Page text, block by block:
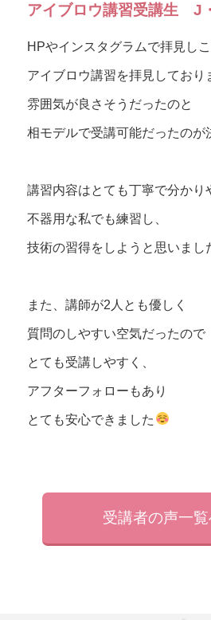
アイブロウ講習受講生 J
HPやインスタグラムで拝見し
アイブロウ講習を拝見しており
雰囲気が良さそうだったのと
相モデルで受講可能だったのが
講習内容はとても丁寧で分かり
不器用な私でも練習し、
技術の習得をしようと思いまし
また、講師が2人とも優しく
質問のしやすい空気だったので
とても受講しやすく、
アフターフォローもあり
とても安心できました
受講者の声一